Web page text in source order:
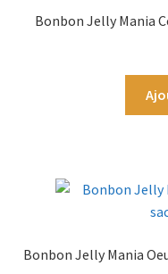
Bonbon Jelly Mania
Bonbon Jelly Mania